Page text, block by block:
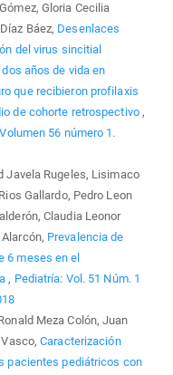
Gloria Cecilia
Báez, Desenlaces
del virus sincitial
años de vida en
que recibieron profilaxis
de cohorte retrospectivo ,
56 número 1.
Javela Rugeles, Lisimaco
Gallardo, Pedro Leon
Claudia Leonor
Prevalencia de
6 meses en el
, Pediatría: Vol. 51 Núm. 1
Meza Colón, Juan
Vasco,Caracterización
pacientes pediátricos con